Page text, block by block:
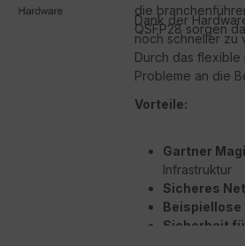
die
QSFP28 sorgen
Dank der
noch schneller zu
Durch das flexible
Probleme an die
Vorteile:
Gartner
Infrastruktur
Sicheres
Beispiellose
Sicherheit